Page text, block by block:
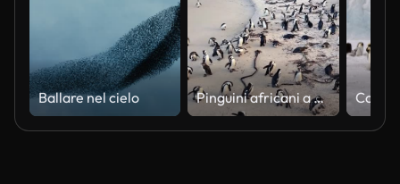
Ballare nel cielo Pinguini africani a Boulders Beach